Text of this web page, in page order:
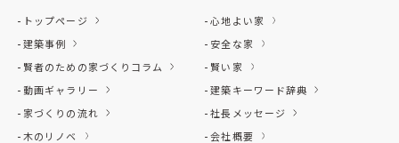
トップページ
建築事例
賢者のための家づくりコラム
動画ギャラリー
家づくりの流れ
木のリノベ
心地よい家
安全な家
賢い家
建築キーワード辞典
社長メッセージ
会社概要